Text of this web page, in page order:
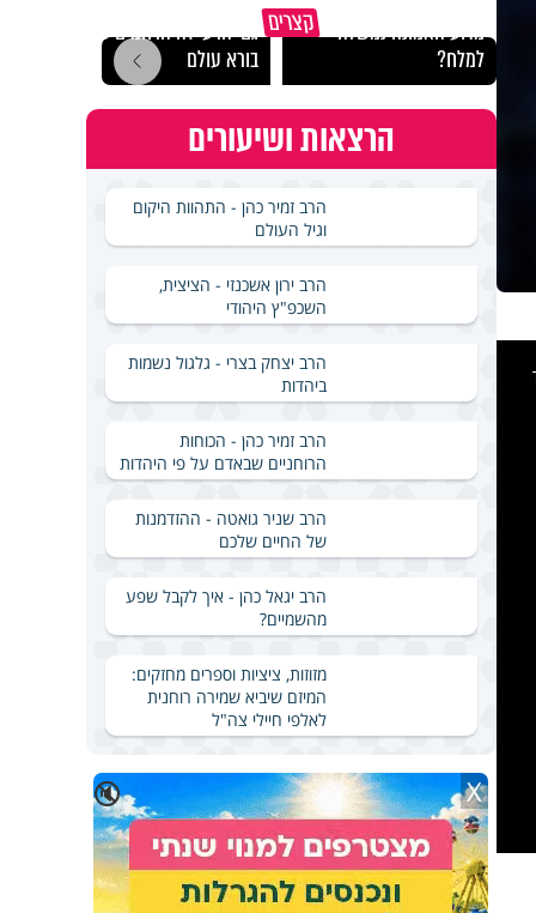
קצרים
מדוע האמונה נמשלה
למלח?
גם ׳הרע׳ זה הרחמים של
בורא עולם
הרצאות ושיעורים
הרב זמיר כהן - התהוות היקום
וגיל העולם
הרב ירון אשכנזי - הציצית,
השכפ"ץ היהודי
הרב יצחק בצרי - גלגול נשמות
ביהדות
הרב זמיר כהן - הכוחות
הרוחניים שבאדם על פי היהדות
הרב שניר גואטה - ההזדמנות
של החיים שלכם
הרב יגאל כהן - איך לקבל שפע
מהשמיים?
מזוזות, ציציות וספרים מחזקים:
המיזם שיביא שמירה רוחנית
לאלפי חיילי צה"ל
🔇 X